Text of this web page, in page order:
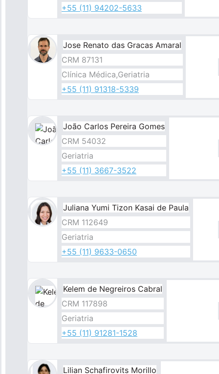
+55 (11) 94202-5633
Jose Renato das Gracas Amaral
CRM 87131
Clínica Médica,Geriatria
+55 (11) 91318-5339
Imagem João​ Carlos Pereira Gomes
CRM 54032
Geriatria
+55 (11) 3667-3522
Juliana Yumi Tizon Kasai de Paula
CRM 112649
Geriatria
+55 (11) 9633-0650
Imagem Kelem de Negreiros Cabral
CRM 117898
Geriatria
+55 (11) 91281-1528
Lilian Schafirovits Morillo